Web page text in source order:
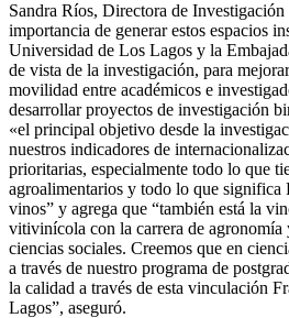
Sandra Ríos, Directora de
importancia de generar estos espacios
Universidad de Los Lagos y la
de vista de la investigación, para
movilidad entre académicos e
desarrollar proyectos de investigación
«el principal objetivo desde la
nuestros indicadores de
prioritarias, especialmente todo lo que
agroalimentarios y todo lo que significa
vinos” y agrega que “también está la
vitivinícola con la carrera de agronomía
ciencias sociales. Creemos que en
a través de nuestro programa de
la calidad a través de esta vinculación
Lagos”, aseguró.